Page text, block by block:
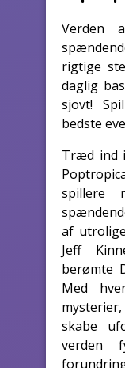
Verden
rigtige
daglig
sjovt!
bedste
Træd ind
spillere
af
Jeff
berømte
Med
skabe
verden